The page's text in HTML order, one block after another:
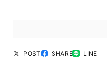
POST SHARE LINE